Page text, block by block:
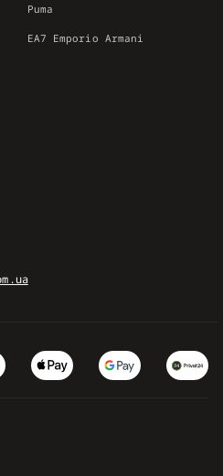
Puma
EA7 Emporio Armani